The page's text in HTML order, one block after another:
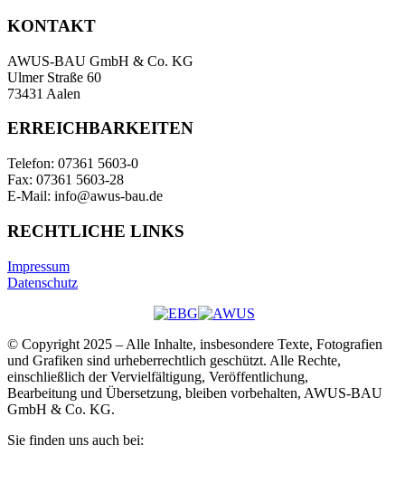
KONTAKT
AWUS-BAU GmbH & Co. KG
Ulmer Straße 60
73431 Aalen
ERREICHBARKEITEN
Telefon: 07361 5603-0
Fax: 07361 5603-28
E-Mail: info@awus-bau.de
RECHTLICHE LINKS
Impressum
Datenschutz
© Copyright 2025 – Alle Inhalte, insbesondere Texte, Fotografien
und Grafiken sind urheberrechtlich geschützt. Alle Rechte,
einschließlich der Vervielfältigung, Veröffentlichung,
Bearbeitung und Übersetzung, bleiben vorbehalten, AWUS-BAU
GmbH & Co. KG.
Sie finden uns auch bei: